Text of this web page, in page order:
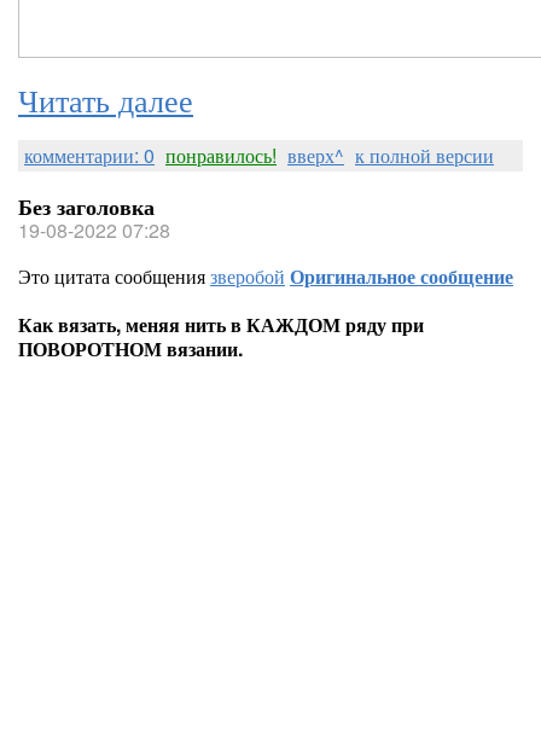
Читать далее
комментарии: 0 понравилось! вверх^ к полной версии
Без заголовка
19-08-2022 07:28
Это цитата сообщениязверобой Оригинальное сообщение
Как вязать, меняя нить в КАЖДОМ ряду при
ПОВОРОТНОМ вязании.